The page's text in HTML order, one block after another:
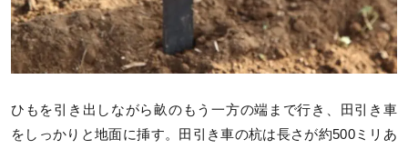
ひもを引き出しながら畝のもう一方の端まで行き、田引き車
をしっかりと地面に挿す。田引き車の杭は長さが約500ミリあ